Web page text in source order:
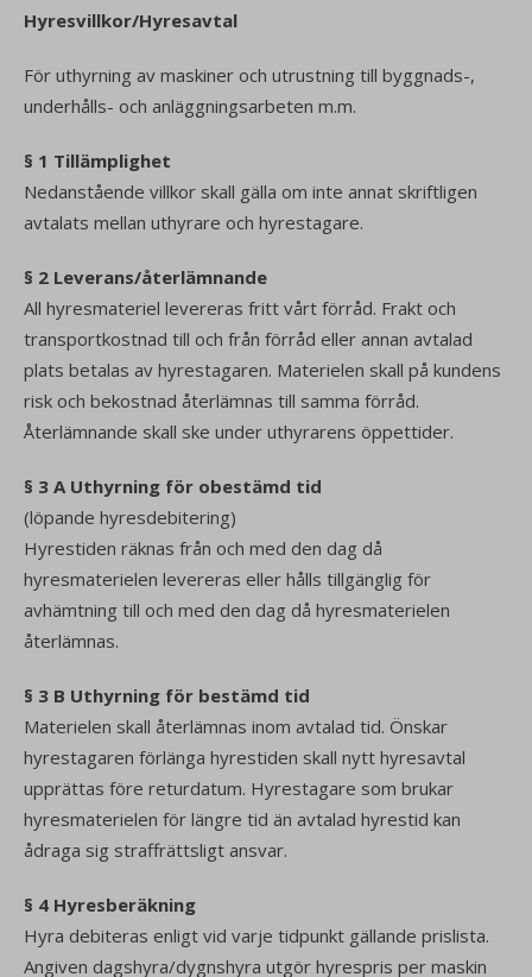
Hyresvillkor/Hyresavtal
För uthyrning av maskiner och utrustning till byggnads-,
underhålls- och anläggningsarbeten m.m.
§ 1 Tillämplighet
Nedanstående villkor skall gälla om inte annat skriftligen
avtalats mellan uthyrare och hyrestagare.
§ 2 Leverans/återlämnande
All hyresmateriel levereras fritt vårt förråd. Frakt och
transportkostnad till och från förråd eller annan avtalad
plats betalas av hyrestagaren. Materielen skall på kundens
risk och bekostnad återlämnas till samma förråd.
Återlämnande skall ske under uthyrarens öppettider.
§ 3 A Uthyrning för obestämd tid
(löpande hyresdebitering)
Hyrestiden räknas från och med den dag då
hyresmaterielen levereras eller hålls tillgänglig för
avhämtning till och med den dag då hyresmaterielen
återlämnas.
§ 3 B Uthyrning för bestämd tid
Materielen skall återlämnas inom avtalad tid. Önskar
hyrestagaren förlänga hyrestiden skall nytt hyresavtal
upprättas före returdatum. Hyrestagare som brukar
hyresmaterielen för längre tid än avtalad hyrestid kan
ådraga sig straffrättsligt ansvar.
§ 4 Hyresberäkning
Hyra debiteras enligt vid varje tidpunkt gällande prislista.
Angiven dagshyra/dygnshyra utgör hyrespris per maskin